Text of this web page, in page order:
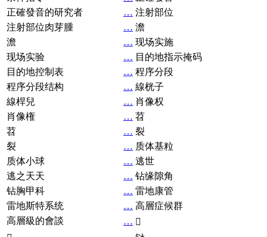
正確發音的研究者
… 注射部位
注射部位肉芽腫
… 澹
澹
… 现场实施
现场实验
… 目的地指示掩码
目的地控制表
… 程序分段
程序分段结构
… 線桄子
線桿兒
… 肖像权
肖像権
… 苕
苕
… 裂
裂
… 质体基粒
质体小球
… 逃世
逃之天天
… 钻缘隙角
钻胸甲科
… 雷地康管
雷地斯特系统
… 高層症候群
高層級的會談
… 𧘞